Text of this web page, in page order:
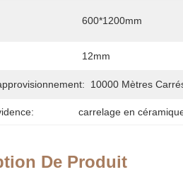
600*1200mm
12mm
10000 Mètres
carrelage en
De Produit